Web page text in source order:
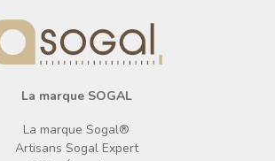
La marque SOGAL
La marque Sogal®
Artisans Sogal Expert